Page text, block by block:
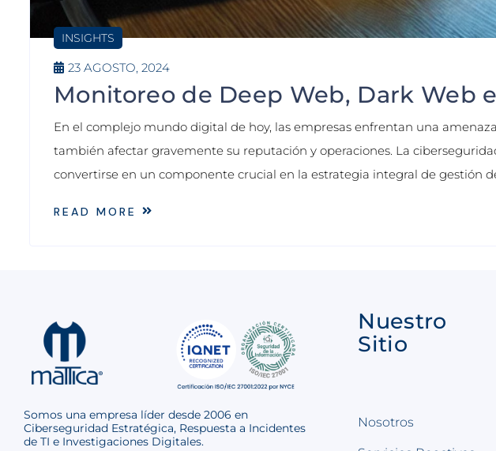
INSIGHTS
23 AGOSTO, 2024
Monitoreo de Deep Web, Dark Web
En el complejo mundo digital de hoy, las empresas enfrentan una
también afectar gravemente su reputación y operaciones. La
convertirse en un componente crucial en la estrategia integral de gestión
READ MORE
Somos una empresa líder desde 2006 en
Ciberseguridad Estratégica, Respuesta a Incidentes
de TI e Investigaciones Digitales.
Nuestro
Sitio
Nosotros